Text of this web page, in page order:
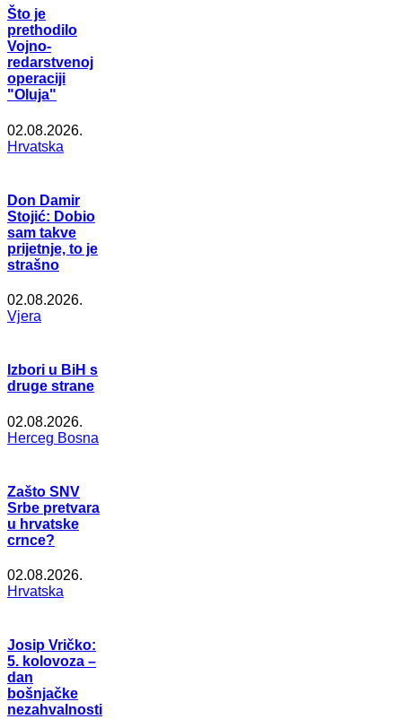
Što je
prethodilo
Vojno-
redarstvenoj
operaciji
"Oluja"
02.08.2026.
Hrvatska
Don Damir
Stojić: Dobio
sam takve
prijetnje, to je
strašno
02.08.2026.
Vjera
Izbori u BiH s
druge strane
02.08.2026.
Herceg Bosna
Zašto SNV
Srbe pretvara
u hrvatske
crnce?
02.08.2026.
Hrvatska
Josip Vričko:
5. kolovoza –
dan
bošnjačke
nezahvalnosti